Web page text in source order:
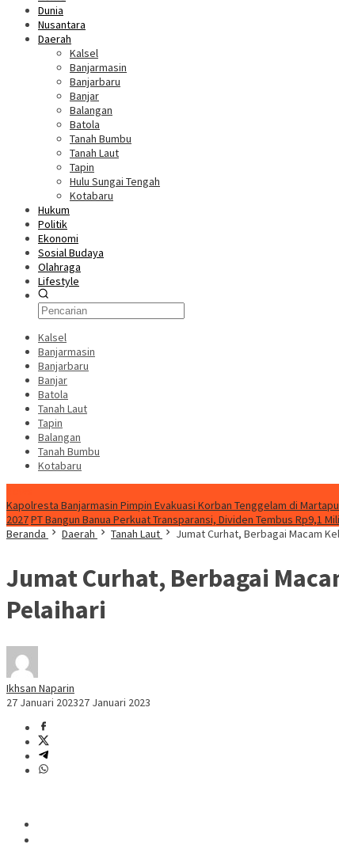
Dunia
Nusantara
Daerah
Kalsel
Banjarmasin
Banjarbaru
Banjar
Balangan
Batola
Tanah Bumbu
Tanah Laut
Tapin
Hulu Sungai Tengah
Kotabaru
Hukum
Politik
Ekonomi
Sosial Budaya
Olahraga
Lifestyle
Kalsel
Banjarmasin
Banjarbaru
Banjar
Batola
Tanah Laut
Tapin
Balangan
Tanah Bumbu
Kotabaru
Kapolresta Banjarmasin Pimpin Evakuasi Korban Tenggelam di
2027PT Bangun Banua Perkuat Transparansi, Dividen Tembus Rp9,1
Beranda
Daerah Tanah Laut Jumat Curhat, Berbagai Macam
Jumat Curhat, Berbagai
Pelaihari
Ikhsan Naparin
27 Januari 202327 Januari 2023